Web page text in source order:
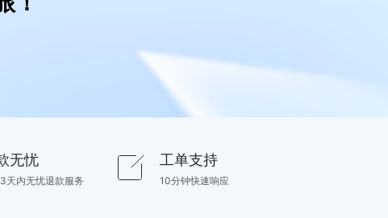
无忧
天内无忧退款服务
工单支持
10分钟快速响应